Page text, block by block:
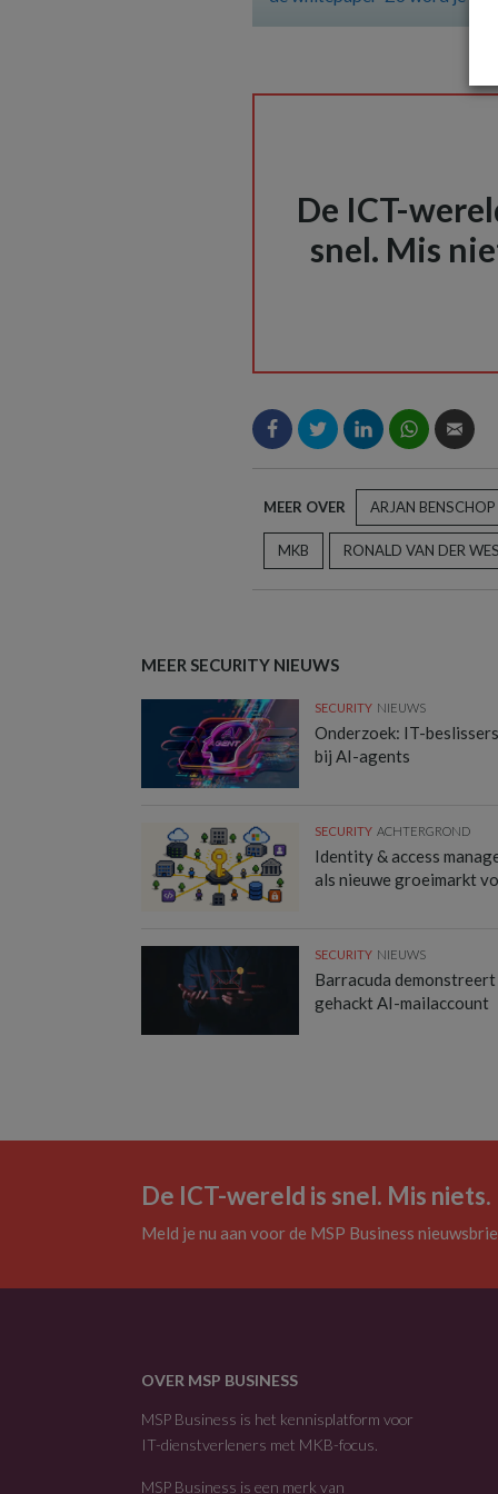
De ICT-
snel. Mis
MEER OVER ARJAN BENSCHOP
MKB RONALD VAN DER
MEER SECURITY NIEUWS
SECURITY NIEUWS
Onderzoek: IT-
bij AI-agents
SECURITY ACHTERGROND
Identity & access
als nieuwe groeimarkt
SECURITY NIEUWS
Barracuda
gehackt AI-mailaccount
De ICT-wereld is snel. Mis niets.
Meld je nu aan voor de MSP Business
OVER MSP BUSINESS
MSP Business is het kennisplatform voor
IT-dienstverleners met MKB-focus.
MSP Business is een merk van